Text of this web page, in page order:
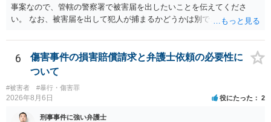
事案なので、管轄の警察署で被害届を出したいことを伝えてくださ
い。 なお、被害届を出して犯人が捕まるかどうかは別で、置き忘れた
思います。 いずれにせよ一度対応を求めてみた方が納得できるのでは
ないでしょうか。
6
傷害事件の損害賠償請求と弁護士依頼の必要性に
ついて
#被害者 #暴行・傷害罪
2026年8月6日 役にたった 2
刑事事件に強い弁護士